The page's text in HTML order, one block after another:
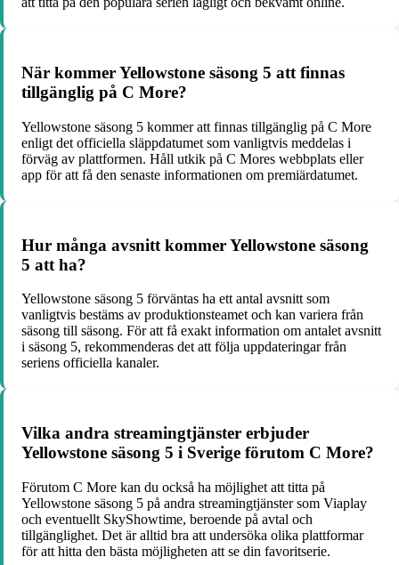
När kommer Yellowstone säsong 5 att finnas
tillgänglig på C More?
Yellowstone säsong 5 kommer att finnas tillgänglig på C More
enligt det officiella släppdatumet som vanligtvis meddelas i
förväg av plattformen. Håll utkik på C Mores webbplats eller
app för att få den senaste informationen om premiärdatumet.
Hur många avsnitt kommer Yellowstone säsong
5 att ha?
Yellowstone säsong 5 förväntas ha ett antal avsnitt som
vanligtvis bestäms av produktionsteamet och kan variera från
säsong till säsong. För att få exakt information om antalet avsnitt
i säsong 5, rekommenderas det att följa uppdateringar från
seriens officiella kanaler.
Vilka andra streamingtjänster erbjuder
Yellowstone säsong 5 i Sverige förutom C More?
Förutom C More kan du också ha möjlighet att titta på
Yellowstone säsong 5 på andra streamingtjänster som Viaplay
och eventuellt SkyShowtime, beroende på avtal och
tillgänglighet. Det är alltid bra att undersöka olika plattformar
för att hitta den bästa möjligheten att se din favoritserie.